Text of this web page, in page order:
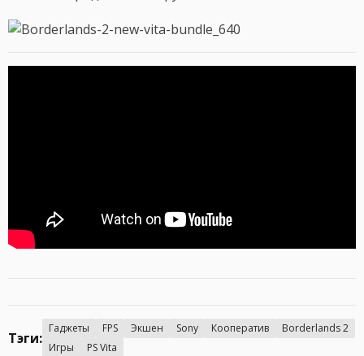
Тэги:
Гаджеты FPS Экшен Sony Кооператив
Borderlands 2
Игры
PS Vita